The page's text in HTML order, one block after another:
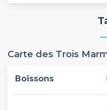
Carte des Trois
Boissons